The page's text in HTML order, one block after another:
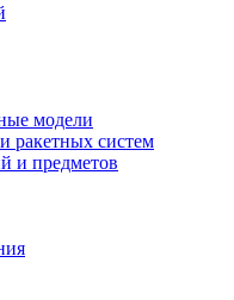
модели
ракетных систем
и предметов